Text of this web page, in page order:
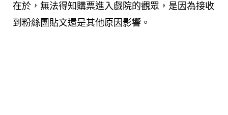
在於，無法得知購票進入戲院的觀眾，是因為接收
到粉絲團貼文還是其他原因影響。